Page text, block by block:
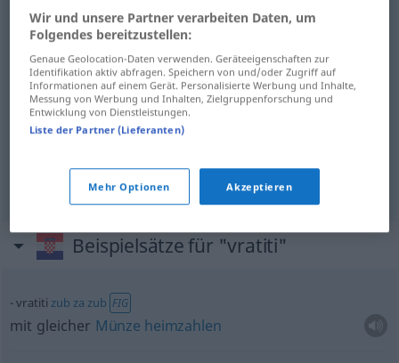
zurückgeben,wiedergeben vratiti
vergelten,heimzahlen vratiti
zurückzahlen vratitidugove
Beispielsätze für "vratiti"
vratitizub za zub FIG
mit gleicher Münze heimzahlen
Wir und unsere Partner verarbeiten Daten, um
Folgendes bereitzustellen:
Genaue Geolocation-Daten verwenden. Geräteeigenschaften zur
Identifikation aktiv abfragen. Speichern von und/oder Zugriff auf
Informationen auf einem Gerät. Personalisierte Werbung und Inhalte,
Messung von Werbung und Inhalten, Zielgruppenforschung und
Entwicklung von Dienstleistungen.
Liste der Partner (Lieferanten)
Mehr Optionen Akzeptieren